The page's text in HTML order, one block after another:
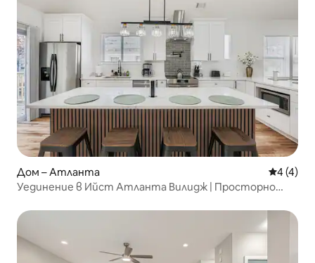
Дом – Атланта Средна
4 (4)
Уединение в Ийст Атланта Вилидж | Просторно